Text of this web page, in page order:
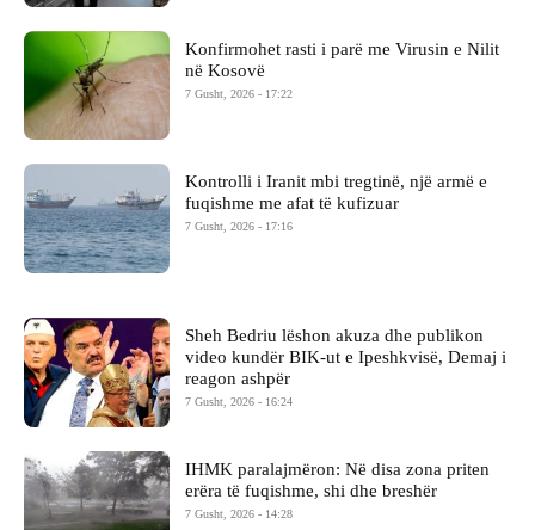
Konfirmohet rasti i parë me Virusin e Nilit
në Kosovë
7 Gusht, 2026 - 17:22
Kontrolli i Iranit mbi tregtinë, një armë e
fuqishme me afat të kufizuar
7 Gusht, 2026 - 17:16
Sheh Bedriu lëshon akuza dhe publikon
video kundër BIK-ut e Ipeshkvisë, Demaj i
reagon ashpër
7 Gusht, 2026 - 16:24
IHMK paralajmëron: Në disa zona priten
erëra të fuqishme, shi dhe breshër
7 Gusht, 2026 - 14:28